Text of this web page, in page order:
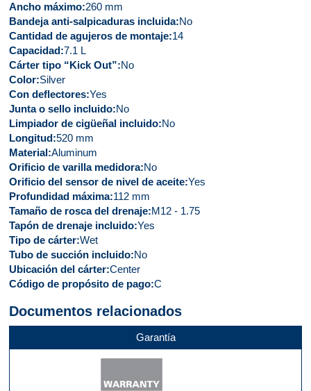
Ancho máximo 260 mm
Bandeja anti-salpicaduras incluida No
Cantidad de agujeros de montaje 14
Capacidad 7.1 L
Cárter tipo “Kick Out” No
Color Silver
Con deflectores Yes
Junta o sello incluido No
Limpiador de cigüeñal incluido No
Longitud 520 mm
Material Aluminum
Orificio de varilla medidora No
Orificio del sensor de nivel de aceite Yes
Profundidad máxima 112 mm
Tamaño de rosca del drenaje M12 - 1.75
Tapón de drenaje incluido Yes
Tipo de cárter Wet
Tubo de succión incluido No
Ubicación del cárter Center
Código de propósito de pago C
Documentos relacionados
Garantía